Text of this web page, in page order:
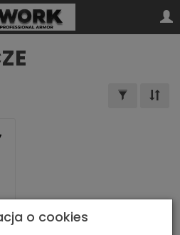
o cookies